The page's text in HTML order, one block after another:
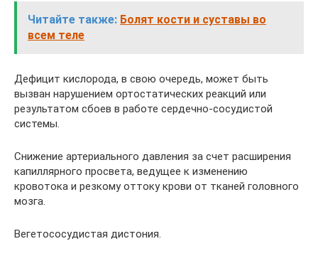
Читайте также: Болят кости и суставы во
всем теле
Дефицит кислорода, в свою очередь, может быть
вызван нарушением ортостатических реакций или
результатом сбоев в работе сердечно-сосудистой
системы.
Снижение артериального давления за счет расширения
капиллярного просвета, ведущее к изменению
кровотока и резкому оттоку крови от тканей головного
мозга.
Вегетососудистая дистония.